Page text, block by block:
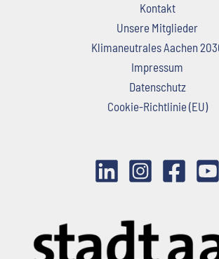
Kontakt
Unsere Mitglieder
Klimaneutrales Aachen
Impressum
Datenschutz
Cookie-Richtlinie (EU)